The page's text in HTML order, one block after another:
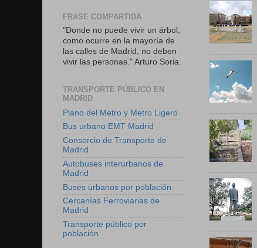
FRASE COMPARTIDA
"Donde no puede vivir un árbol,
como ocurre en la mayoría de
las calles de Madrid, no deben
vivir las personas." Arturo Soria.
TRANSPORTE PÚBLICO EN
MADRID
Plano del Metro y Metro Ligero
Bus urbano EMT Madrid
Consorcio de Transporte de
Madrid
Autobuses interurbanos de
Madrid
Buses urbanos por población
Cercanías Ferroviarias de
Madrid
Transporte público por
población